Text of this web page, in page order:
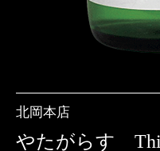
北岡本店
やたがらす